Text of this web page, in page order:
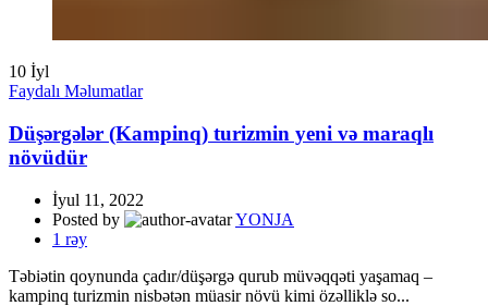
10 İyl
Faydalı Məlumatlar
Düşərgələr (Kampinq) turizmin yeni və maraqlı
növüdür
İyul 11, 2022
Posted by
YONJA
1 rəy
Təbiətin qoynunda çadır/düşərgə qurub müvəqqəti yaşamaq –
kampinq turizmin nisbətən müasir növü kimi özəlliklə so...